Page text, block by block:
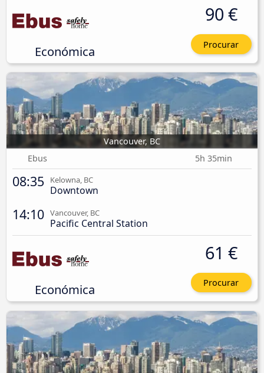
Económica
90 €
Procurar
Vancouver, BC
Ebus
5h 35min
08:35 Kelowna, BC
Downtown
14:10 Vancouver, BC
Pacific Central Station
Económica
61 €
Procurar